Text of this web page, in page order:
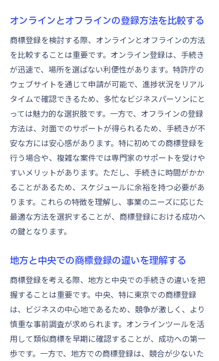
オンラインとオフラインの登録方法を比較する
商標登録を検討する際、オンラインとオフラインの方法
を比較することは重要です。オンライン登録は、手続き
が迅速で、場所を選ばない利便性があります。特許庁の
ウェブサイトを通じて申請が可能で、進捗状況をリアル
タイムで確認できるため、多忙なビジネスパーソンにと
っては魅力的な選択肢です。一方で、オフラインの登録
方法は、対面でのサポートが得られるため、手続きが不
安な方には安心感があります。特に初めての商標登録を
行う場合や、複雑な案件では専門家のサポートを受けや
すいメリットがあります。ただし、手続きに時間がかか
ることがあるため、スケジュールに余裕を持つ必要があ
ります。これらの特徴を理解し、事業のニーズに応じた
最適な方法を選択することが、商標登録における成功へ
の鍵となります。
地方と中央での商標登録の違いを理解する
商標登録を考える際、地方と中央での手続きの違いを把
握することは重要です。中央、特に東京での商標登録
は、ビジネスの中心地であるため、競争が激しく、より
慎重な事前調査が求められます。オンラインツールを活
用して類似商標を早期に確認することが、成功への第一
歩です。一方で、地方での商標登録は、競合が少ないた